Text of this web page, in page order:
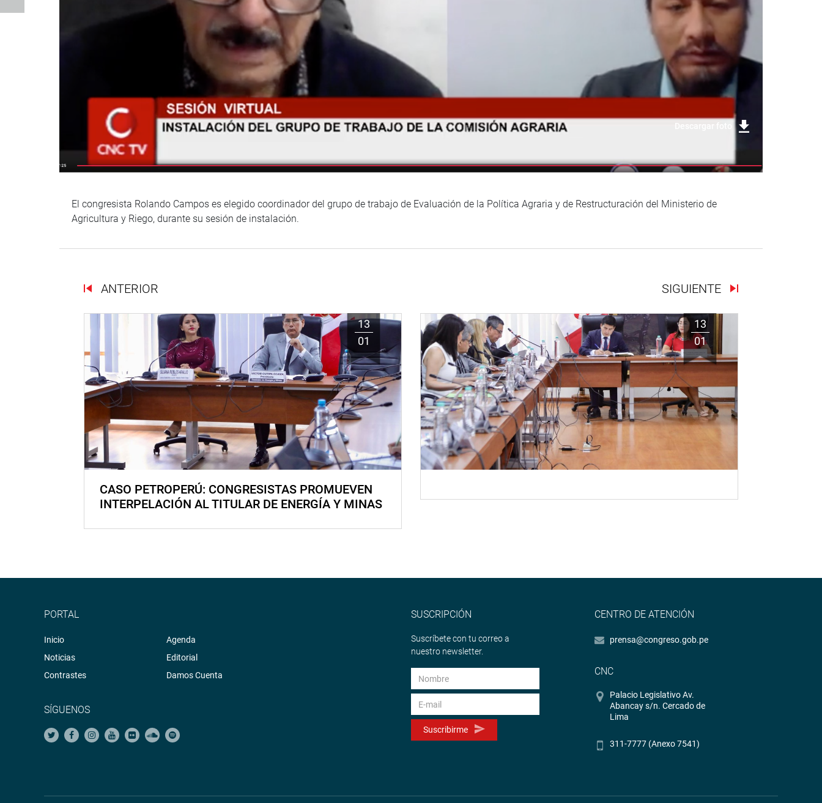
El congresista Rolando Campos es elegido coordinador del grupo de trabajo de Evaluación de la Política Agraria y de Restructuración del Ministerio de
Agricultura y Riego, durante su sesión de instalación.
ANTERIOR SIGUIENTE
13
01
CASO PETROPERÚ: CONGRESISTAS PROMUEVEN
INTERPELACIÓN AL TITULAR DE ENERGÍA Y MINAS
13
01
PORTAL
Inicio
Noticias
Contrastes
Agenda
Editorial
Damos Cuenta
SÍGUENOS
SUSCRIPCIÓN
Suscríbete con tu correo a
nuestro newsletter.
Suscribirme
CENTRO DE ATENCIÓN
prensa@congreso.gob.pe
CNC
Palacio Legislativo Av.
Abancay s/n. Cercado de
Lima
311-7777 (Anexo 7541)